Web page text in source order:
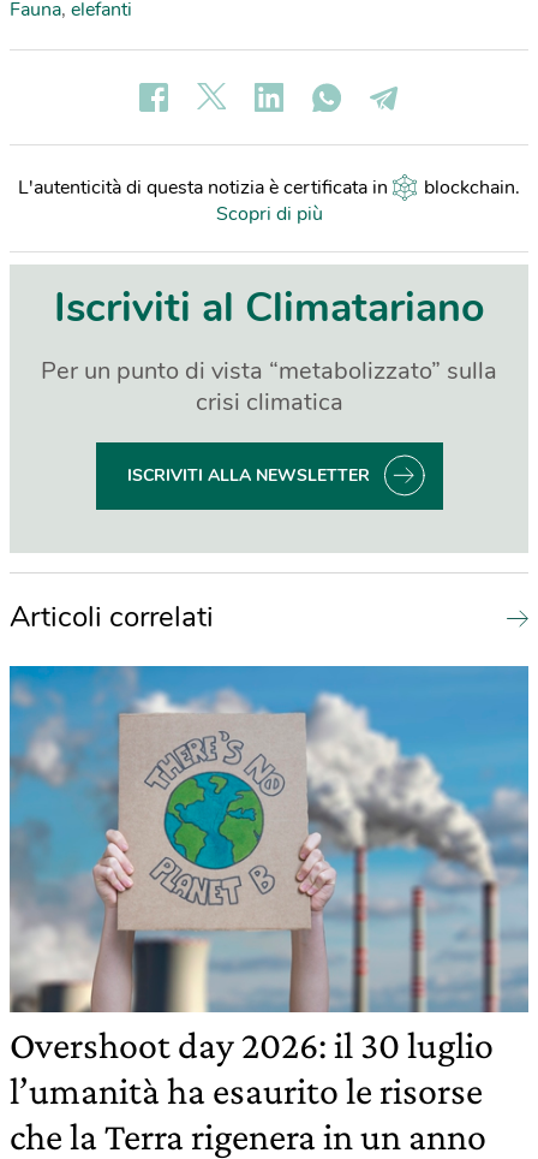
Fauna, elefanti
L'autenticità di questa notizia è certificata in blockchain.
Scopri di più
Iscriviti al Climatariano
Per un punto di vista “metabolizzato” sulla
crisi climatica
ISCRIVITI ALLA NEWSLETTER
Articoli correlati
Overshoot day 2026: il 30 luglio
l’umanità ha esaurito le risorse
che la Terra rigenera in un anno